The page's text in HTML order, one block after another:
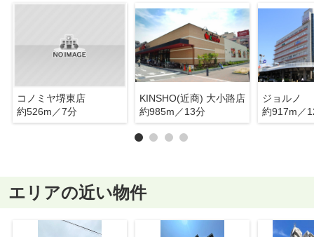
コノミヤ堺東店
約526m／7分
KINSHO(近商) 大小路店
約985m／13分
ジョルノ
約917m／
エリアの近い物件